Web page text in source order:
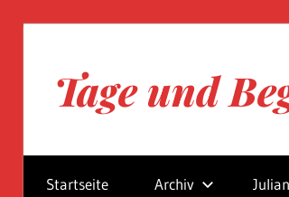
springenTage und
von
Juliane
Startseite Archiv